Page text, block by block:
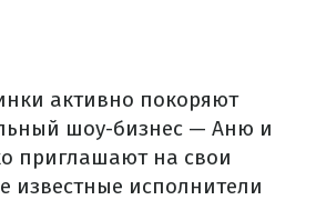
активно покоряют
шоу-бизнес — Аню и
приглашают на свои
известные исполнители